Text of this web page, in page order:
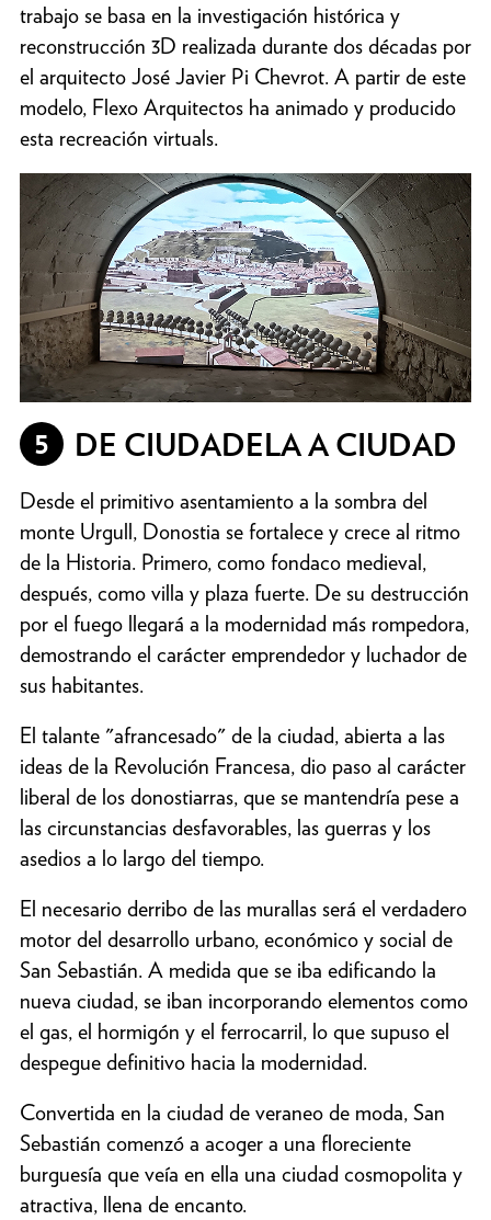
trabajo se basa en la investigación histórica y
reconstrucción 3D realizada durante dos décadas por
el arquitecto José Javier Pi Chevrot. A partir de este
modelo, Flexo Arquitectos ha animado y producido
esta recreación virtuals.
5 DE CIUDADELA A CIUDAD
Desde el primitivo asentamiento a la sombra del
monte Urgull, Donostia se fortalece y crece al ritmo
de la Historia. Primero, como fondaco medieval,
después, como villa y plaza fuerte. De su destrucción
por el fuego llegará a la modernidad más rompedora,
demostrando el carácter emprendedor y luchador de
sus habitantes.
El talante "afrancesado" de la ciudad, abierta a las
ideas de la Revolución Francesa, dio paso al carácter
liberal de los donostiarras, que se mantendría pese a
las circunstancias desfavorables, las guerras y los
asedios a lo largo del tiempo.
El necesario derribo de las murallas será el verdadero
motor del desarrollo urbano, económico y social de
San Sebastián. A medida que se iba edificando la
nueva ciudad, se iban incorporando elementos como
el gas, el hormigón y el ferrocarril, lo que supuso el
despegue definitivo hacia la modernidad.
Convertida en la ciudad de veraneo de moda, San
Sebastián comenzó a acoger a una floreciente
burguesía que veía en ella una ciudad cosmopolita y
atractiva, llena de encanto.